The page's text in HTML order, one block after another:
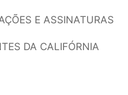
E ASSINATURAS
DA CALIFÓRNIA